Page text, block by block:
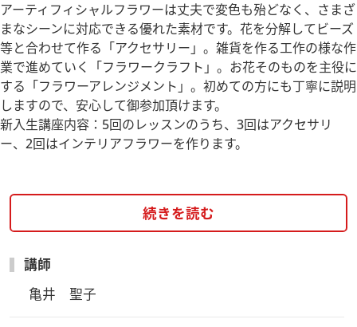
アーティフィシャルフラワーは丈夫で変色も殆どなく、さまざ
まなシーンに対応できる優れた素材です。花を分解してビーズ
等と合わせて作る「アクセサリー」。雑貨を作る工作の様な作
業で進めていく「フラワークラフト」。お花そのものを主役に
する「フラワーアレンジメント」。初めての方にも丁寧に説明
しますので、安心して御参加頂けます。
新入生講座内容：5回のレッスンのうち、3回はアクセサリ
ー、2回はインテリアフラワーを作ります。
続きを読む
講師
亀井　聖子